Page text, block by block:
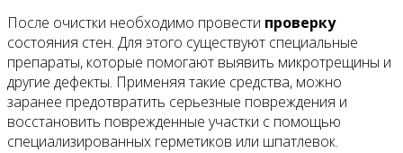
После очистки необходимо провести проверку
состояния стен. Для этого существуют специальные
препараты, которые помогают выявить микротрещины и
другие дефекты. Применяя такие средства, можно
заранее предотвратить серьезные повреждения и
восстановить поврежденные участки с помощью
специализированных герметиков или шпатлевок.